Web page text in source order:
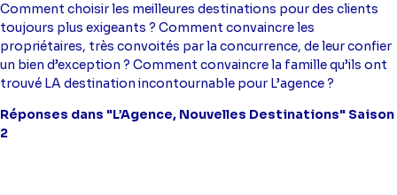
Comment choisir les meilleures destinations pour des clients
toujours plus exigeants ? Comment convaincre les
propriétaires, très convoités par la concurrence, de leur confier
un bien d’exception ? Comment convaincre la famille qu’ils ont
trouvé LA destination incontournable pour L’agence ?
Réponses dans "L’Agence, Nouvelles Destinations" Saison
2